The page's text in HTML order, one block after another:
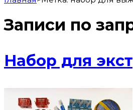
Записи по
Набор для